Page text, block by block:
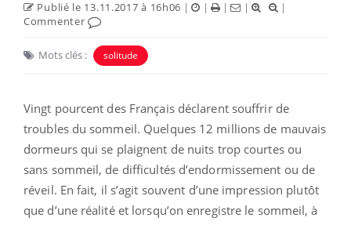
Publié le 13.11.2017 à 16h06 | | | |
|
Commenter
Mots clés : solitude
Vingt pourcent des Français déclarent souffrir de
troubles du sommeil. Quelques 12 millions de mauvais
dormeurs qui se plaignent de nuits trop courtes ou
sans sommeil, de difficultés d’endormissement ou de
réveil. En fait, il s’agit souvent d’une impression plutôt
que d’une réalité et lorsqu’on enregistre le sommeil, à